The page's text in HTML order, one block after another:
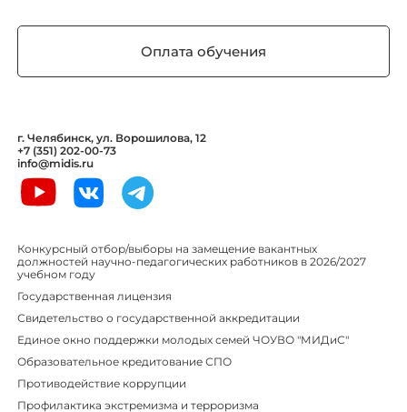
Оплата обучения
г. Челябинск, ул. Ворошилова, 12
+7 (351) 202-00-73
info@midis.ru
Конкурсный отбор/выборы на замещение вакантных
должностей научно-педагогических работников в 2026/2027
учебном году
Государственная лицензия
Свидетельство о государственной аккредитации
Единое окно поддержки молодых семей ЧОУВО "МИДиС"
Образовательное кредитование СПО
Противодействие коррупции
Профилактика экстремизма и терроризма